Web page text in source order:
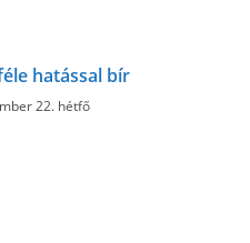
hatással bír
22. hétfő